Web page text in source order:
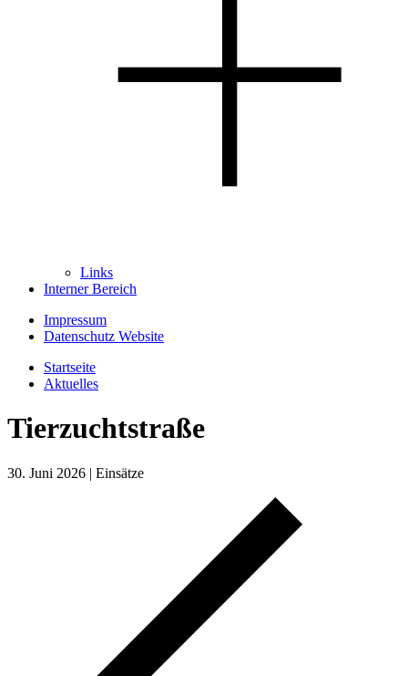
Links
Interner Bereich
Impressum
Datenschutz Website
Startseite
Aktuelles
Tierzuchtstraße
30. Juni 2026 | Einsätze